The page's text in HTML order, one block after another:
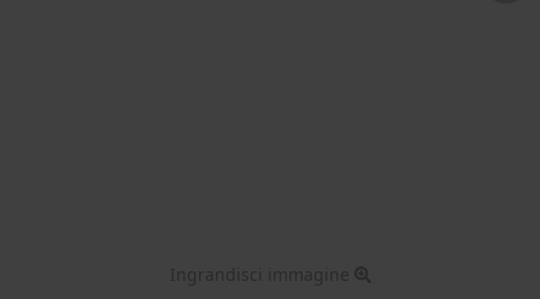
Ingrandisci immagine